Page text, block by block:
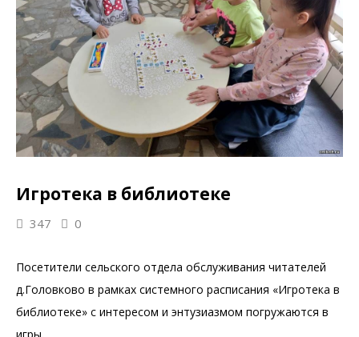
Игротека в библиотеке
347 0
Посетители сельского отдела обслуживания читателей
д.Головково в рамках системного расписания «Игротека в
библиотеке» с интересом и энтузиазмом погружаются в